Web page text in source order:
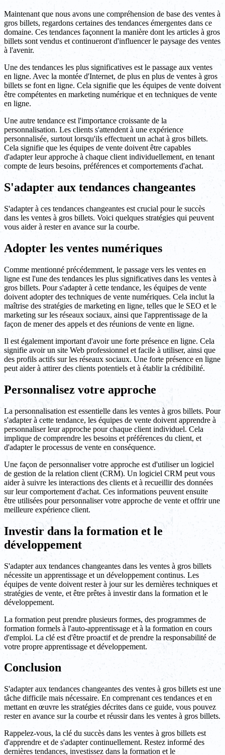
Maintenant que nous avons une compréhension de base des ventes à
gros billets, regardons certaines des tendances émergentes dans ce
domaine. Ces tendances façonnent la manière dont les articles à gros
billets sont vendus et continueront d'influencer le paysage des ventes
à l'avenir.
Une des tendances les plus significatives est le passage aux ventes
en ligne. Avec la montée d'Internet, de plus en plus de ventes à gros
billets se font en ligne. Cela signifie que les équipes de vente doivent
être compétentes en marketing numérique et en techniques de vente
en ligne.
Une autre tendance est l'importance croissante de la
personnalisation. Les clients s'attendent à une expérience
personnalisée, surtout lorsqu'ils effectuent un achat à gros billets.
Cela signifie que les équipes de vente doivent être capables
d'adapter leur approche à chaque client individuellement, en tenant
compte de leurs besoins, préférences et comportements d'achat.
S'adapter aux tendances changeantes
S'adapter à ces tendances changeantes est crucial pour le succès
dans les ventes à gros billets. Voici quelques stratégies qui peuvent
vous aider à rester en avance sur la courbe.
Adopter les ventes numériques
Comme mentionné précédemment, le passage vers les ventes en
ligne est l'une des tendances les plus significatives dans les ventes à
gros billets. Pour s'adapter à cette tendance, les équipes de vente
doivent adopter des techniques de vente numériques. Cela inclut la
maîtrise des stratégies de marketing en ligne, telles que le SEO et le
marketing sur les réseaux sociaux, ainsi que l'apprentissage de la
façon de mener des appels et des réunions de vente en ligne.
Il est également important d'avoir une forte présence en ligne. Cela
signifie avoir un site Web professionnel et facile à utiliser, ainsi que
des profils actifs sur les réseaux sociaux. Une forte présence en ligne
peut aider à attirer des clients potentiels et à établir la crédibilité.
Personnalisez votre approche
La personnalisation est essentielle dans les ventes à gros billets. Pour
s'adapter à cette tendance, les équipes de vente doivent apprendre à
personnaliser leur approche pour chaque client individuel. Cela
implique de comprendre les besoins et préférences du client, et
d'adapter le processus de vente en conséquence.
Une façon de personnaliser votre approche est d'utiliser un logiciel
de gestion de la relation client (CRM). Un logiciel CRM peut vous
aider à suivre les interactions des clients et à recueillir des données
sur leur comportement d'achat. Ces informations peuvent ensuite
être utilisées pour personnaliser votre approche de vente et offrir une
meilleure expérience client.
Investir dans la formation et le
développement
S'adapter aux tendances changeantes dans les ventes à gros billets
nécessite un apprentissage et un développement continus. Les
équipes de vente doivent rester à jour sur les dernières techniques et
stratégies de vente, et être prêtes à investir dans la formation et le
développement.
La formation peut prendre plusieurs formes, des programmes de
formation formels à l'auto-apprentissage et à la formation en cours
d'emploi. La clé est d'être proactif et de prendre la responsabilité de
votre propre apprentissage et développement.
Conclusion
S'adapter aux tendances changeantes des ventes à gros billets est une
tâche difficile mais nécessaire. En comprenant ces tendances et en
mettant en œuvre les stratégies décrites dans ce guide, vous pouvez
rester en avance sur la courbe et réussir dans les ventes à gros billets.
Rappelez-vous, la clé du succès dans les ventes à gros billets est
d'apprendre et de s'adapter continuellement. Restez informé des
dernières tendances, investissez dans la formation et le